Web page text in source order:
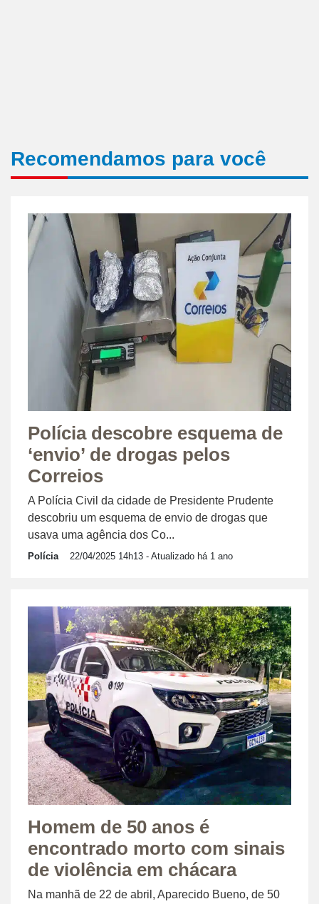
Recomendamos para você
Polícia descobre esquema de
‘envio’ de drogas pelos
Correios
A Polícia Civil da cidade de Presidente Prudente
descobriu um esquema de envio de drogas que
usava uma agência dos Co...
Polícia 22/04/2025 14h13 - Atualizado há 1 ano
Homem de 50 anos é
encontrado morto com sinais
de violência em chácara
Na manhã de 22 de abril, Aparecido Bueno, de 50